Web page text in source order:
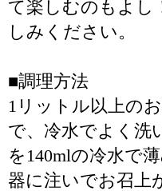
て楽しむのもよし
しみください。
■調理方法
1リットル以上の
で、冷水でよく洗
を140mlの冷水で
器に注いでお召上